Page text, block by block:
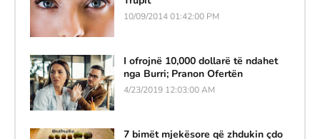
10/09/2014 01:42:00 PM
I ofrojnë 10,000 dollarë të ndahet
nga Burri; Pranon Ofertën
4/23/2019 12:03:00 AM
7 bimët mjekësore që zhdukin çdo